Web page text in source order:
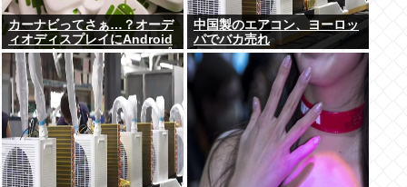
カーナビってさぁ…？オーデ
ィオディスプレイにAndroid
autoつないでGoogleマップ
とかcocchiとかナビリンクで
マジで十分だよな…
中国製のエアコン、ヨーロッ
パでバカ売れ